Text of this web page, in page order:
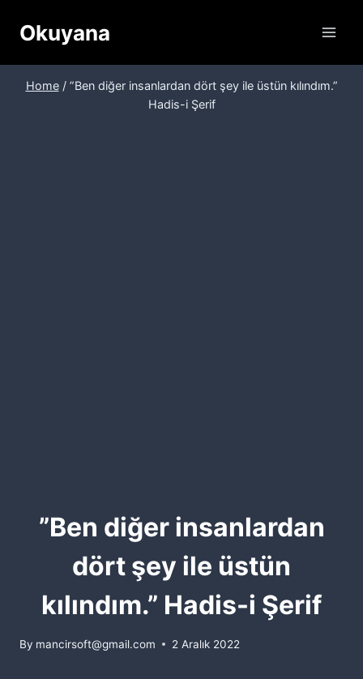
Okuyana
Home / ”Ben diğer insanlardan dört şey ile üstün kılındım.”
Hadis-i Şerif
”Ben diğer insanlardan
dört şey ile üstün
kılındım.” Hadis-i Şerif
By mancirsoft@gmail.com 2 Aralık 2022